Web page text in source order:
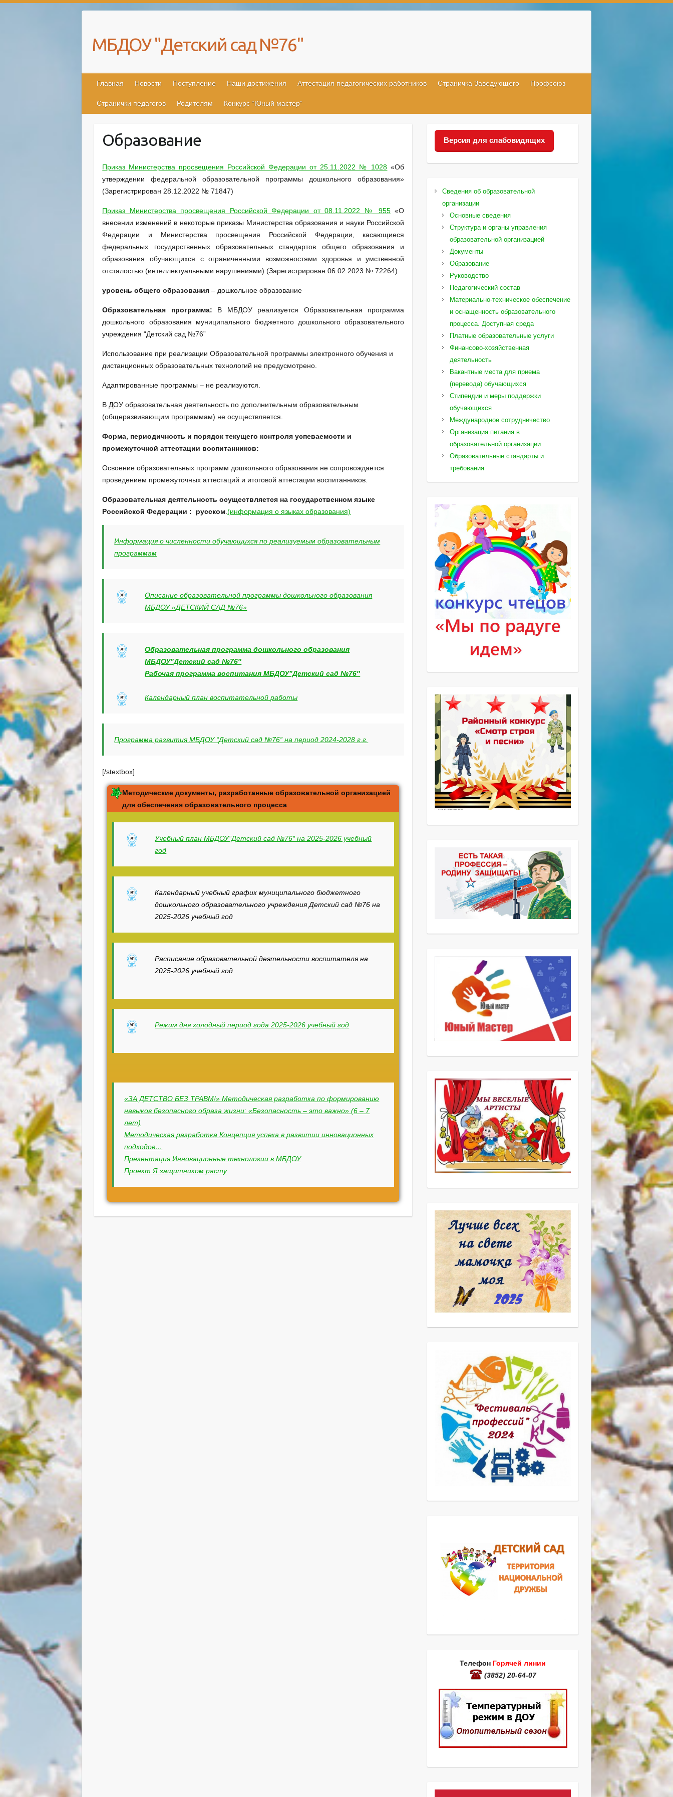
МБДОУ "Детский сад №76"
Главная Новости Поступление Наши достижения Аттестация педагогических работников Страничка Заведующего Профсоюз
Странички педагогов Родителям Конкурс “Юный мастер”
Образование
Приказ Министерства просвещения Российской Федерации от 25.11.2022 № 1028 «Об
утверждении федеральной образовательной программы дошкольного образования»
(Зарегистрирован 28.12.2022 № 71847)
Приказ Министерства просвещения Российской Федерации от 08.11.2022 № 955«О
внесении изменений в некоторые приказы Министерства образования и науки Российской
Федерации и Министерства просвещения Российской Федерации, касающиеся
федеральных государственных образовательных стандартов общего образования и
образования обучающихся с ограниченными возможностями здоровья и умственной
отсталостью (интеллектуальными нарушениями) (Зарегистрирован 06.02.2023 № 72264)
уровень общего образования – дошкольное образование
Образовательная программа: В МБДОУ реализуется Образовательная программа
дошкольного образования муниципального бюджетного дошкольного образовательного
учреждения “Детский сад №76”
Использование при реализации Образовательной программы электронного обучения и
дистанционных образовательных технологий не предусмотрено.
Адаптированные программы – не реализуются.
В ДОУ образовательная деятельность по дополнительным образовательным
(общеразвивающим программам) не осуществляется.
Форма, периодичность и порядок текущего контроля успеваемости и
промежуточной аттестации воспитанников:
Освоение образовательных программ дошкольного образования не сопровождается
проведением промежуточных аттестаций и итоговой аттестации воспитанников.
Образовательная деятельность осуществляется на государственном языке
Российской Федерации : русском .(информация о языках образования)
Информация о численности обучающихся по реализуемым образовательным
программам
Описание образовательной программы дошкольного образования
МБДОУ «ДЕТСКИЙ САД №76»
Образовательная программа дошкольного образования
МБДОУ”Детский сад №76″
Рабочая программа воспитания МБДОУ”Детский сад №76″
Календарный план воспитательной работы
Программа развития МБДОУ “Детский сад №76” на период 2024-2028 г.г.
[/stextbox]
Методические документы, разработанные образовательной организацией
для обеспечения образовательного процесса
Учебный план МБДОУ”Детский сад №76″ на 2025-2026 учебный
год
Календарный учебный график муниципального бюджетного
дошкольного образовательного учреждения Детский сад №76 на
2025-2026 учебный год
Расписание образовательной деятельности воспитателя на
2025-2026 учебный год
Режим дня холодный период года 2025-2026 учебный год
«ЗА ДЕТСТВО БЕЗ ТРАВМ!» Методическая разработка по формированию
навыков безопасного образа жизни: «Безопасность – это важно» (6 – 7
лет)
Методическая разработка Концепция успеха в развитии инновационных
подходов…
Презентация Инновационные технологии в МБДОУ
Проект Я защитником расту
Версия для слабовидящих
Сведения об образовательной
организации
Основные сведения
Структура и органы управления
образовательной организацией
Документы
Образование
Руководство
Педагогический состав
Материально-техническое обеспечение
и оснащенность образовательного
процесса. Доступная среда
Платные образовательные услуги
Финансово-хозяйственная
деятельность
Вакантные места для приема
(перевода) обучающихся
Стипендии и меры поддержки
обучающихся
Международное сотрудничество
Организация питания в
образовательной организации
Образовательные стандарты и
требования
Телефон Горячей линии
(3852) 20-64-07